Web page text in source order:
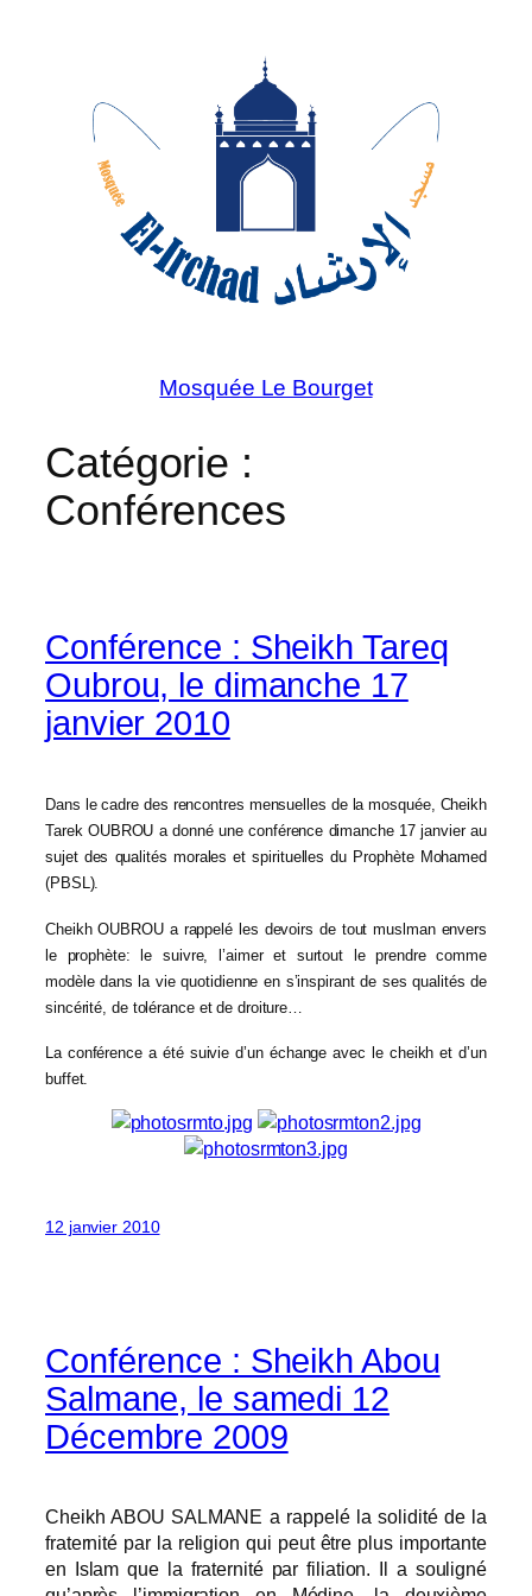
Mosquée Le Bourget
Catégorie :
Conférences
Conférence : Sheikh Tareq
Oubrou, le dimanche 17
janvier 2010
Dans le cadre des rencontres mensuelles de la mosquée, Cheikh
Tarek OUBROU a donné une conférence dimanche 17 janvier au
sujet des qualités morales et spirituelles du Prophète Mohamed
(PBSL).
Cheikh OUBROU a rappelé les devoirs de tout muslman envers
le prophète: le suivre, l’aimer et surtout le prendre comme
modèle dans la vie quotidienne en s’inspirant de ses qualités de
sincérité, de tolérance et de droiture…
La conférence a été suivie d’un échange avec le cheikh et d’un
buffet.
12 janvier 2010
Conférence : Sheikh Abou
Salmane, le samedi 12
Décembre 2009
Cheikh ABOU SALMANE a rappelé la solidité de la
fraternité par la religion qui peut être plus importante
en Islam que la fraternité par filiation. Il a souligné